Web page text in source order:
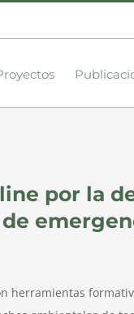
por la
herramientas